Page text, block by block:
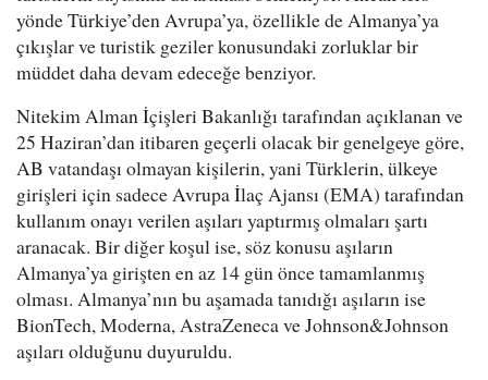
yönde Türkiye’den Avrupa’ya, özellikle de Almanya’ya
çıkışlar ve turistik geziler konusundaki zorluklar bir
müddet daha devam edeceğe benziyor.
Nitekim Alman İçişleri Bakanlığı tarafından açıklanan ve
25 Haziran’dan itibaren geçerli olacak bir genelgeye göre,
AB vatandaşı olmayan kişilerin, yani Türklerin, ülkeye
girişleri için sadece Avrupa İlaç Ajansı (EMA) tarafından
kullanım onayı verilen aşıları yaptırmış olmaları şartı
aranacak. Bir diğer koşul ise, söz konusu aşıların
Almanya’ya girişten en az 14 gün önce tamamlanmış
olması. Almanya’nın bu aşamada tanıdığı aşıların ise
BionTech, Moderna, AstraZeneca ve Johnson&Johnson
aşıları olduğunu duyuruldu.